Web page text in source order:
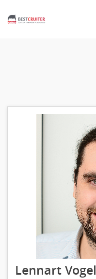
Lennart Vogel